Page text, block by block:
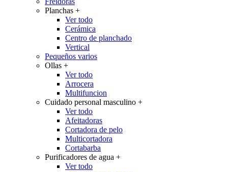
Planchas +
Ver todo
Cerámica
Centro de planchado
Vertical
Pequeños varios
Ollas +
Ver todo
Arrocera
Multifuncion
Cuidado personal masculino +
Ver todo
Afeitadoras
Cortadora de pelo
Multicortadora
Cortabarba
Purificadores de agua +
Ver todo